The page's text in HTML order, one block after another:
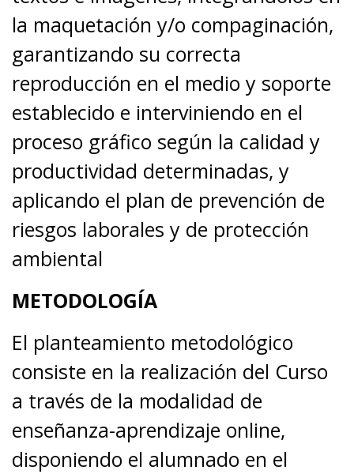
la maquetación y/o compaginación,
garantizando su correcta
reproducción en el medio y soporte
establecido e interviniendo en el
proceso gráfico según la calidad y
productividad determinadas, y
aplicando el plan de prevención de
riesgos laborales y de protección
ambiental
METODOLOGÍA
El planteamiento metodológico
consiste en la realización del Curso
a través de la modalidad de
enseñanza-aprendizaje online,
disponiendo el alumnado en el